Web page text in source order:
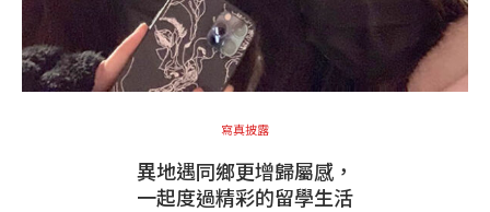
寫真披露
異地遇同鄉更增歸屬感，
一起度過精彩的留學生活